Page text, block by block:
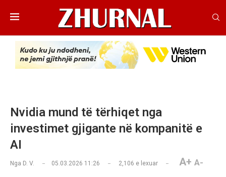
Nvidia mund të tërhiqet nga
investimet gjigante në kompanitë e
AI
Nga D. V. 05.03.2026 11:26 2,106 e lexuar A+ A-